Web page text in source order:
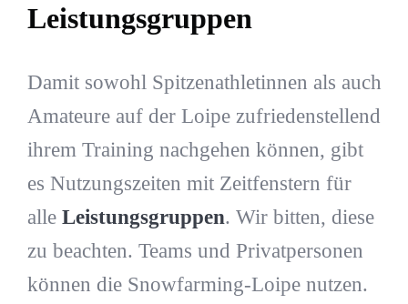
Leistungsgruppen
Damit sowohl Spitzenathletinnen als auch
Amateure auf der Loipe zufriedenstellend
ihrem Training nachgehen können, gibt
es Nutzungszeiten mit Zeitfenstern für
alle Leistungsgruppen. Wir bitten, diese
zu beachten. Teams und Privatpersonen
können die Snowfarming-Loipe nutzen.